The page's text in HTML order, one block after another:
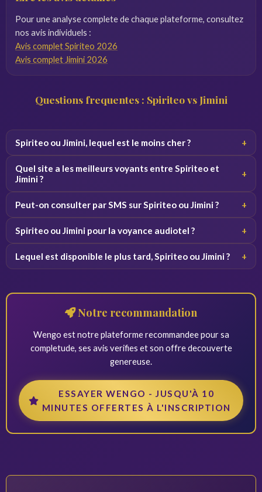
Pour une analyse complete de chaque plateforme, consultez
nos avis individuels :
Avis complet Spiriteo 2026
Avis complet Jimini 2026
Questions frequentes : Spiriteo vs Jimini
Spiriteo ou Jimini, lequel est le moins cher ?
+
chez Spiriteo.
Quel site a les meilleurs voyants entre Spiriteo et
Jimini ?
+
de ses voyants.
Peut-on consulter par SMS sur Spiriteo ou Jimini ?
+
Spiriteo ou Jimini pour la voyance audiotel ?
+
bancaire.
Lequel est disponible le plus tard, Spiriteo ou Jimini ?
+
Notre recommandation
Wengo est notre plateforme recommandee pour sa
completude, ses avis verifies et son offre decouverte
genereuse.
ESSAYER WENGO - JUSQU'À 10
MINUTES OFFERTES À L'INSCRIPTION